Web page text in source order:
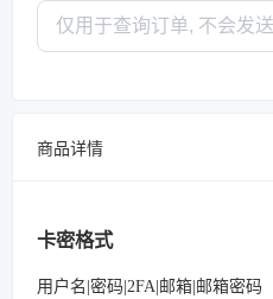
商品详情
卡密格式
用户名|密码|2FA|邮箱|邮箱密码